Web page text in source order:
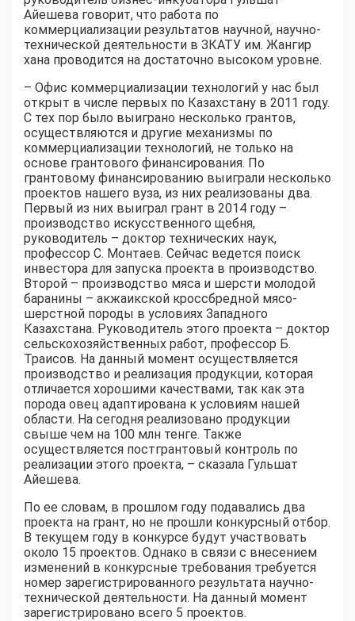
Айешева говорит, что работа по
коммерциализации результатов научной, научно-
технической деятельности в ЗКАТУ им. Жангир
хана проводится на достаточно высоком уровне.
– Офис коммерциализации технологий у нас был
открыт в числе первых по Казахстану в 2011 году.
С тех пор было выиграно несколько грантов,
осуществляются и другие механизмы по
коммерциализации технологий, не только на
основе грантового финансирования. По
грантовому финансированию выиграли несколько
проектов нашего вуза, из них реализованы два.
Первый из них выиграл грант в 2014 году –
производство искусственного щебня,
руководитель – доктор технических наук,
профессор С. Монтаев. Сейчас ведется поиск
инвестора для запуска проекта в производство.
Второй – производство мяса и шерсти молодой
баранины – акжаикской кроссбредной мясо-
шерстной породы в условиях Западного
Казахстана. Руководитель этого проекта – доктор
сельскохозяйственных работ, профессор Б.
Траисов. На данный момент осуществляется
производство и реализация продукции, которая
отличается хорошими качествами, так как эта
порода овец адаптирована к условиям нашей
области. На сегодня реализовано продукции
свыше чем на 100 млн тенге. Также
осуществляется постгрантовый контроль по
реализации этого проекта, – сказала Гульшат
Айешева.
По ее словам, в прошлом году подавались два
проекта на грант, но не прошли конкурсный отбор.
В текущем году в конкурсе будут участвовать
около 15 проектов. Однако в связи с внесением
изменений в конкурсные требования требуется
номер зарегистрированного результата научно-
технической деятельности. На данный момент
зарегистрировано всего 5 проектов.